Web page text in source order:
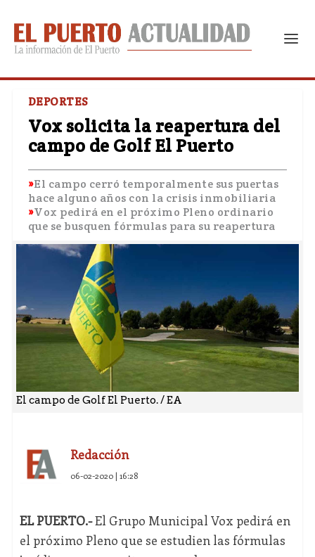
DEPORTES
Vox solicita la reapertura del
campo de Golf El Puerto
El campo cerró temporalmente sus puertas
hace alguno años con la crisis inmobiliaria
Vox pedirá en el próximo Pleno ordinario
que se busquen fórmulas para su reapertura
El campo de Golf El Puerto. / EA
Redacción
06-02-2020 | 16:28
EL PUERTO.-El Grupo Municipal Vox pedirá en
el próximo Pleno que se estudien las fórmulas